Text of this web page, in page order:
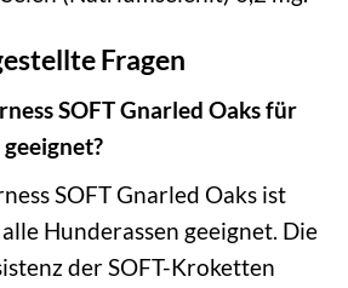
Fragen
SOFT Gnarled Oaks für
SOFT Gnarled Oaks ist
Hunderassen geeignet. Die
der SOFT-Kroketten